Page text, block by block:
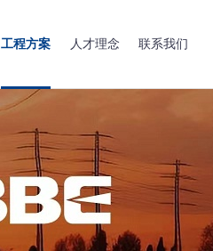
工程方案 人才理念 联系我们